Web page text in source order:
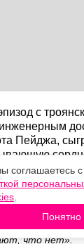
с
Пейджа,
прежней:
и
что нет».
соглашаетесь
Понятно